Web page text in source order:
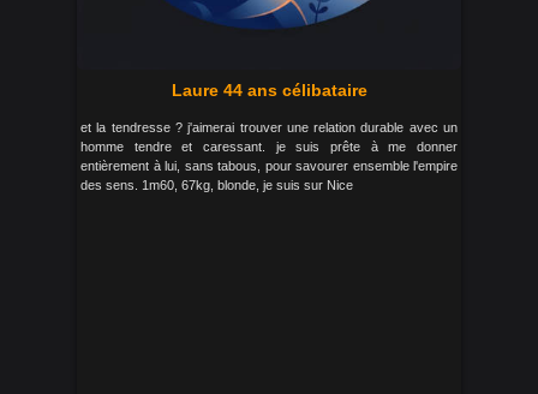
Laure 44 ans célibataire
et la tendresse ? j'aimerai trouver une relation durable avec un
homme tendre et caressant. je suis prête à me donner
entièrement à lui, sans tabous, pour savourer ensemble l'empire
des sens. 1m60, 67kg, blonde, je suis sur Nice